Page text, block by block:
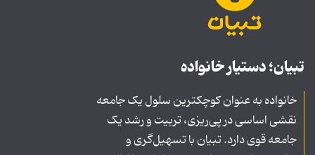
تبیان؛ دستیار خانواده
خانواده به عنوان کوچکترین سلول یک جامعه
نقشی اساسی در پی‌ریزی، تربیت و رشد یک
جامعه قوی دارد. تبیان با تسهیل‌گری و